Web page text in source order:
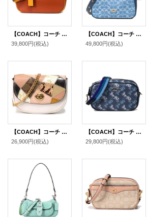
【COACH】コーチ ぺブルレザー ジェイミー カメラバッグ クロスボディ 斜め掛け 2way クラッチ ショルダーバッグ サンセットマルチ（日本未発売）
39,800円(税込)
【COACH】コーチ バッグ デニム レザー シグネチャー ハドリー コンバーチブル ターンロック 2WAY 斜めがけ クロスボディー ショルダー ハンドバッグ インディゴ（日本未発売）
49,800円(税込)
【COACH】コーチ カーフレザー コーティングキャンバス スムースレザー ペブルレザー メタリックレザー スネークエンボスドレザー ナッパレザー スエード パイソン シグネチャー パッチワーク ミニ ベルトバッグ 3way ショルダー 斜め掛け クラッチ ウエスト ヒップ バッグ チャークマルチ（日本未発売）
26,900円(税込)
【COACH】コーチ コーティングキャンバス リファインドペブルレザー ホース アンド キャリッジ プリント コンバーチブル ベルトバッグ 3way ショルダー 斜め掛け クラッチ ウエスト ヒップ バッグ インディゴ×ペールブルーマルチ（日本未発売）
29,800円(税込)